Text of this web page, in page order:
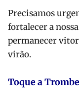
Precisamos
fortalecer a
permanecer
virão.
Toque a